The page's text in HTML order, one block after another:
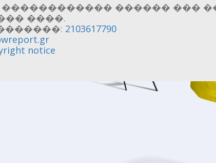
������ ���
����.
2103617790
notice